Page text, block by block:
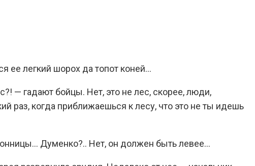
ее легкий шорох да топот коней…
— гадают бойцы. Нет, это не лес, скорее, люди,
раз, когда приближаешься к лесу, что это не ты идешь
Думенко?.. Нет, он должен быть левее…